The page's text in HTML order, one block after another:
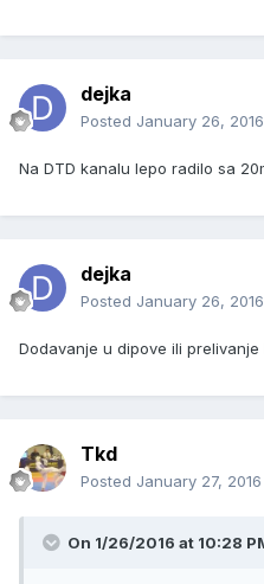
dejka
Posted January 26, 2016
Na DTD kanalu lepo radilo sa
dejka
Posted January 26, 2016
Dodavanje u dipove ili
Tkd
Posted January 27, 2016
On 1/26/2016 at 10:28